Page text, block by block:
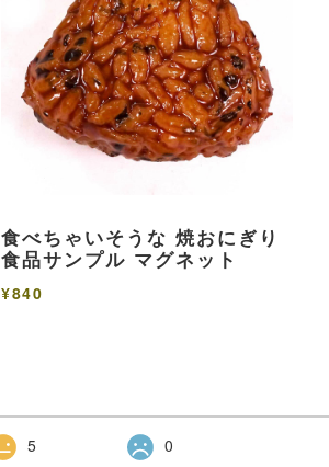
食べちゃいそうな 焼おにぎり
食品サンプル マグネット
¥840
5 0